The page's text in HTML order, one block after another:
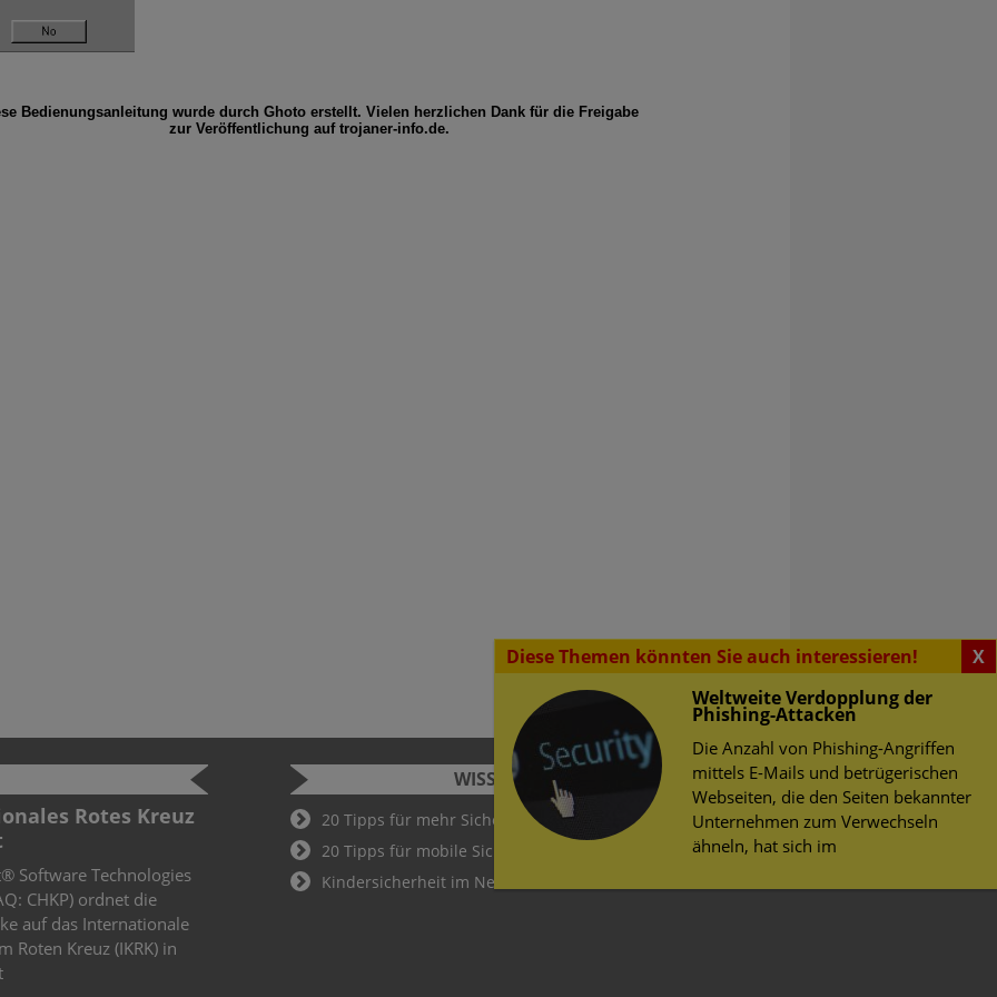
Bedienungsanleitung wurde durch Ghoto erstellt. Vielen herzlichen Dank für die Freigabe
zur Veröffentlichung auf trojaner-info.de.
Diese Themen könnten Sie auch interessieren!
X
Weltweite Verdopplung der
Phishing-Attacken
Die Anzahl von Phishing-Angriffen
mittels E-Mails und betrügerischen
Webseiten, die den Seiten bekannter
Unternehmen zum Verwechseln
ähneln, hat sich im
Rotes Kreuz
Software Technologies
CHKP) ordnet die
auf das Internationale
Roten Kreuz (IKRK) in
Cyber-Versicherung
Morgens, halb neun, in einem Büro
irgendwo in Deutschland: Eine E-Mail
WISSENSWERTES
20 Tipps für mehr Sicherheit im Web
20 Tipps für mobile Sicherheit
Kindersicherheit im Netz